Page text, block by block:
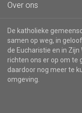
Over ons
De katholieke
samen op weg, in
de Eucharistie en in
richten ons er op om te
daardoor nog meer te
omgeving.